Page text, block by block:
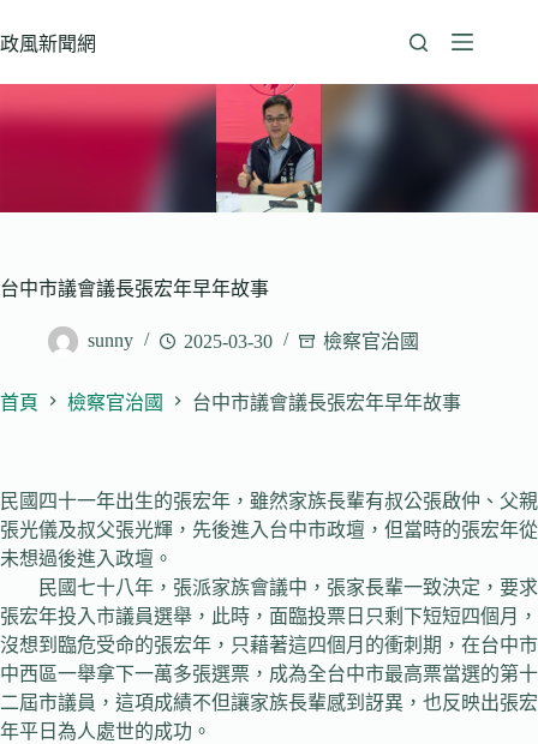
至
政風新聞網
台中市議會議長張宏年早年故事
sunny 2025-03-30 檢察官治國
首頁 檢察官治國 台中市議會議長張宏年早年故事
民國四十一年出生的張宏年，雖然家族長輩有叔公張啟仲、父親
張光儀及叔父張光輝，先後進入台中市政壇，但當時的張宏年從
未想過後進入政壇。
民國七十八年，張派家族會議中，張家長輩一致決定，要求
張宏年投入市議員選舉，此時，面臨投票日只剩下短短四個月，
沒想到臨危受命的張宏年，只藉著這四個月的衝刺期，在台中市
中西區一舉拿下一萬多張選票，成為全台中市最高票當選的第十
二屆市議員，這項成績不但讓家族長輩感到訝異，也反映出張宏
年平日為人處世的成功。